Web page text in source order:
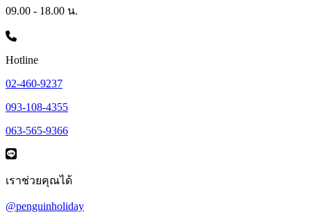
09.00 - 18.00 น.
Hotline
02-460-9237
093-108-4355
063-565-9366
เราช่วยคุณได้
@penguinholiday